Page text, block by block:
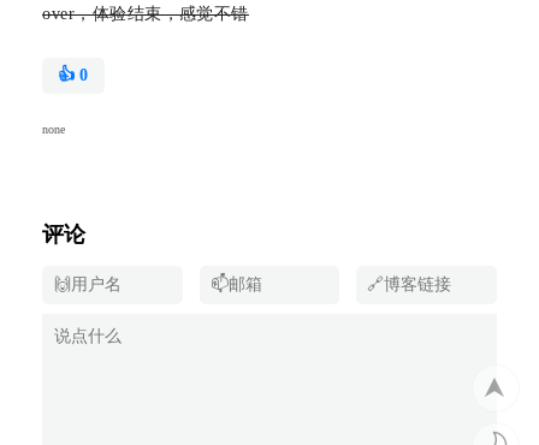
over，体验结束，感觉不错
👍 0
none
评论